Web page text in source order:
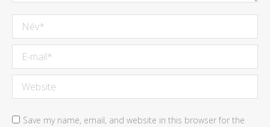
Név *
E-mail *
Website
Save my name, email, and website in this browser for the